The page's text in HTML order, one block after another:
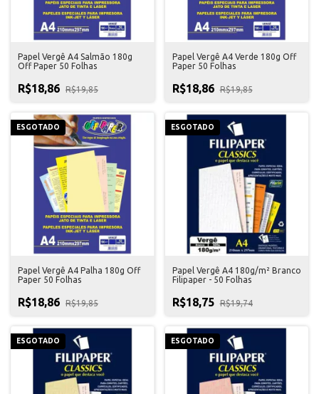
Papel Vergê A4 Salmão 180g
Off Paper 50 Folhas
R$18,86 R$19,85
Papel Vergê A4 Verde 180g Off
Paper 50 Folhas
R$18,86 R$19,85
ESGOTADO
Papel Vergê A4 Palha 180g Off
Paper 50 Folhas
R$18,86 R$19,85
ESGOTADO
Papel Vergê A4 180g/m² Branco
Filipaper - 50 Folhas
R$18,75 R$19,74
ESGOTADO ESGOTADO